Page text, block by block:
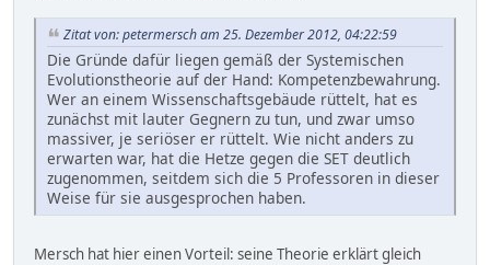
Zitat von: petermersch am 25. Dezember 2012, 04:22:59
Die Gründe dafür liegen gemäß der Systemischen
Evolutionstheorie auf der Hand: Kompetenzbewahrung.
Wer an einem Wissenschaftsgebäude rüttelt, hat es
zunächst mit lauter Gegnern zu tun, und zwar umso
massiver, je seriöser er rüttelt. Wie nicht anders zu
erwarten war, hat die Hetze gegen die SET deutlich
zugenommen, seitdem sich die 5 Professoren in dieser
Weise für sie ausgesprochen haben.
Mersch hat hier einen Vorteil: seine Theorie erklärt gleich